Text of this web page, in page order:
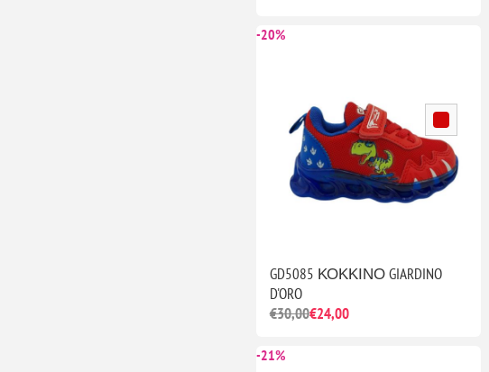
-20%
GD5085 ΚΟΚΚΙΝΟ GIARDINO
D'ORO
€30,00€24,00
-21%